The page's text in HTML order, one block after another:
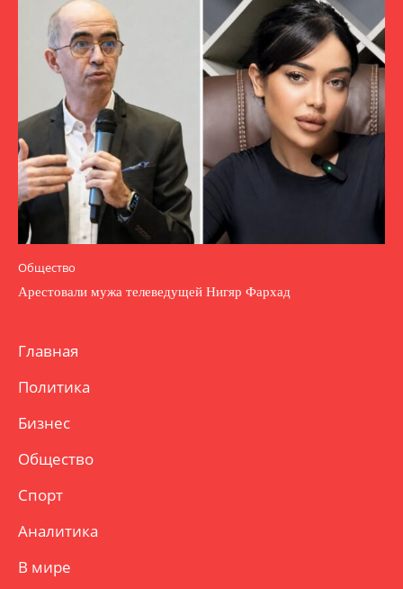
Общество
Арестовали мужа телеведущей Нигяр Фархад
Главная
Политика
Бизнес
Общество
Спорт
Аналитика
В мире